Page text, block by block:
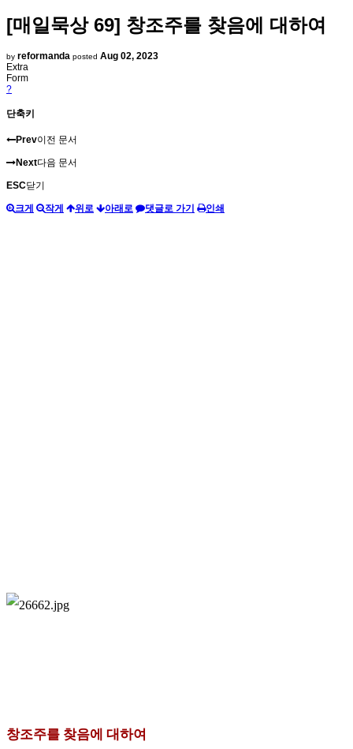
[매일묵상 69] 창조주를 찾음에 대하여
by reformanda posted Aug 02, 2023
Extra
Form
?
단축키
Prev이전 문서
Next다음 문서
ESC닫기
크게 작게 위로 아래로 댓글로 가기 인쇄
창조주를 찾음에 대하여